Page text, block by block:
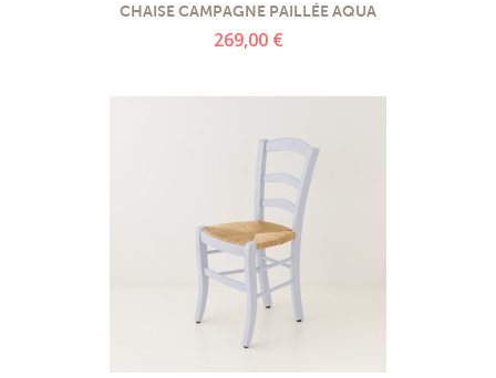
CHAISE CAMPAGNE PAILLÉE AQUA
269,00 €